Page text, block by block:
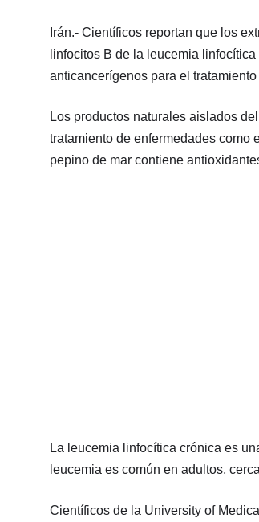
Irán.- Científicos reportan que los
linfocitos B de la leucemia
anticancerígenos para el
Los productos naturales aislados
tratamiento de enfermedades como
pepino de mar contiene
La leucemia linfocítica crónica es
leucemia es común en adultos,
Científicos de la University of